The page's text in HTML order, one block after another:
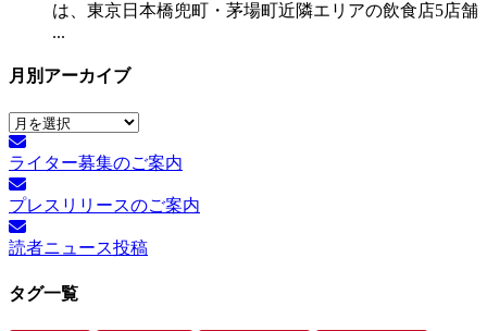
は、東京日本橋兜町・茅場町近隣エリアの飲食店5店舗
...
月別アーカイブ
月
別
ア
ー
カ
イ
ブ
ライター募集のご案内
プレスリリースのご案内
読者ニュース投稿
タグ一覧